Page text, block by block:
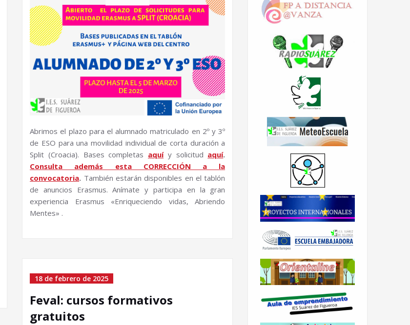
Abrimos el plazo para el alumnado matriculado en 2º y 3º
de ESO para una movilidad individual de corta duración a
Split (Croacia). Bases completas aquí y solicitud aquí.
Consulta además esta CORRECCIÓN a la
convocatoria. También estarán disponibles en el tablón
de anuncios Erasmus. Anímate y participa en la gran
experiencia Erasmus «Enriqueciendo vidas, Abriendo
Mentes» .
18 de febrero de 2025
Feval: cursos formativos
gratuitos